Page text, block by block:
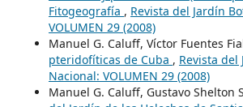
Fitogeografía , Revista del Jardín
VOLUMEN 29 (2008)
Manuel G. Caluff, Víctor Fuentes
pteridofíticas de Cuba , Revista del
Nacional: VOLUMEN 29 (2008)
Manuel G. Caluff, Gustavo Shelton